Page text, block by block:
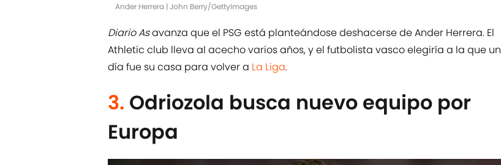
Ander Herrera | John Berry/GettyImages
Diario Asavanza que el PSG está planteándose deshacerse de Ander Herrera. El
Athletic club lleva al acecho varios años, y el futbolista vasco elegiría a la que un
día fue su casa para volver a La Liga.
3. Odriozola busca nuevo equipo por
Europa